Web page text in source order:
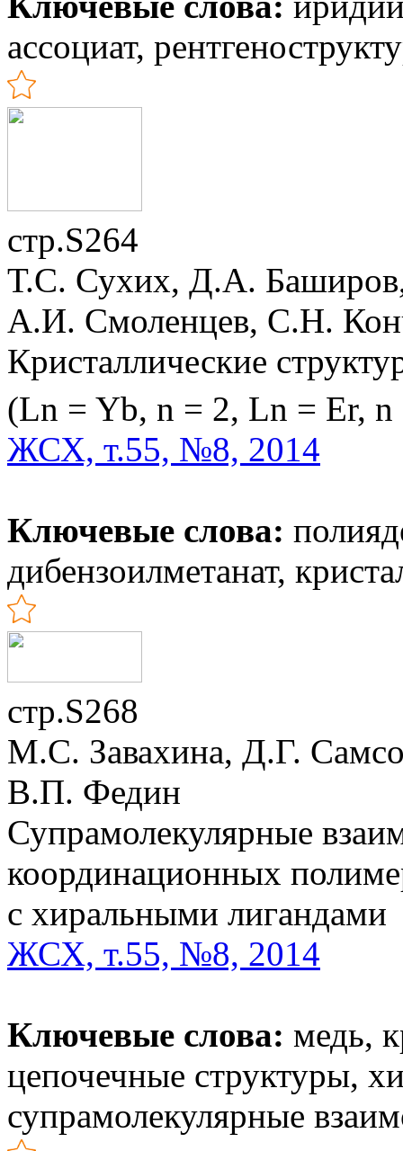
ассоциат,
стр.S264
Т.С. Сухих, Д.А.
А.И. Смоленцев, С.Н.
Кристаллические
(Ln = Yb, n = 2, Ln = Er, n
ЖСХ, т.55, №8, 2014
Ключевые слова:
дибензоилметанат,
стр.S268
М.С. Завахина, Д.Г.
В.П. Федин
Супрамолекулярные
координационных
с хиральными лигандами
ЖСХ, т.55, №8, 2014
Ключевые слова: медь,
цепочечные структуры,
супрамолекулярные